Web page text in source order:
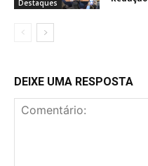
Destaques
DEIXE UMA RESPOSTA